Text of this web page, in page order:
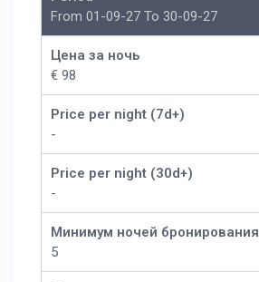
From 01-09-27 To 30-09-27
Цена за ночь
€ 98
Price per night (7d+)
-
Price per night (30d+)
-
Минимум ночей бронирования
5